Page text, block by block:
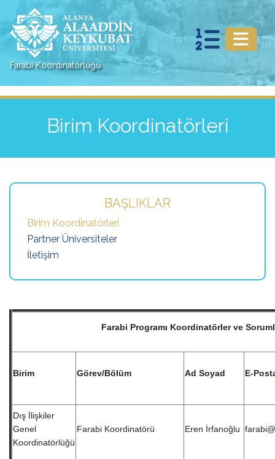
Farabi Koordinatörlüğü
Birim Koordinatörleri
BAŞLIKLAR
Birim Koordinatörleri
Partner Üniversiteler
İletişim
Farabi Programı Koordinatörler ve
Birim Görev/Bölüm Ad Soyad E-
Dış İlişkiler
Genel
Koordinatörlüğü
Farabi Koordinatörü Eren İrfanoğlu